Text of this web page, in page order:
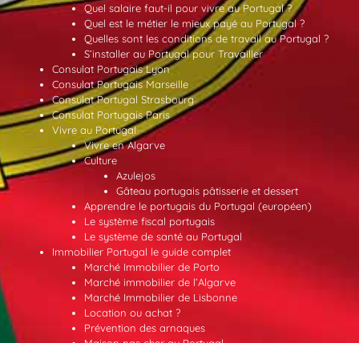
Quel salaire faut-il pour vivre au Portugal ?
Quel est le métier le mieux payé au Portugal ?
Quelles sont les conditions de travail au Portugal ?
S’installer au Portugal pour Travailler
Consulat Portugais Lyon
Consulat Portugais Marseille
Consulat Portugal Strasbourg
Consulat Portugais Paris
Vivre au Portugal
Vivre en Algarve
Culture
Azulejos
Gâteau portugais pâtisserie et dessert
Apprendre le portugais du Portugal (européen)
Le système fiscal portugais
Le système de santé au Portugal
Immobilier Portugal le guide complet
Marché Immobilier de Porto
Marché immobilier de l’Algarve
Marché Immobilier de Lisbonne
Location ou achat ?
Prévention des arnaques